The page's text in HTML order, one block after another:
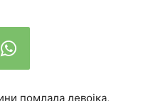
помлада девојка,